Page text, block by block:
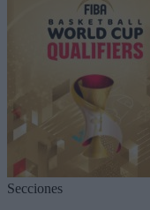
Secciones